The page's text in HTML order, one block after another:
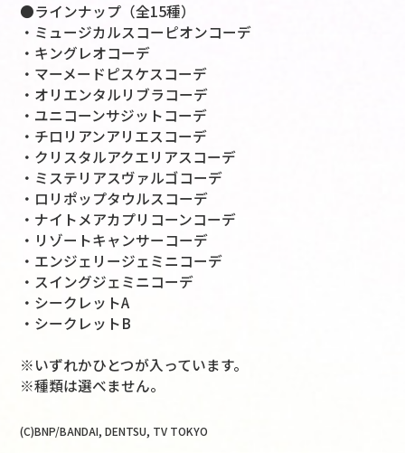
●ラインナップ（全15種）
・ミュージカルスコーピオンコーデ
・キングレオコーデ
・マーメードピスケスコーデ
・オリエンタルリブラコーデ
・ユニコーンサジットコーデ
・チロリアンアリエスコーデ
・クリスタルアクエリアスコーデ
・ミステリアスヴァルゴコーデ
・ロリポップタウルスコーデ
・ナイトメアカプリコーンコーデ
・リゾートキャンサーコーデ
・エンジェリージェミニコーデ
・スイングジェミニコーデ
・シークレットA
・シークレットB
※いずれかひとつが入っています。
※種類は選べません。
(C)BNP/BANDAI, DENTSU, TV TOKYO